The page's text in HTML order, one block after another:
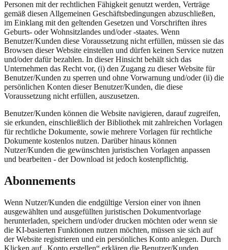
Personen mit der rechtlichen Fähigkeit genutzt werden, Verträge
gemäß diesen Allgemeinen Geschäftsbedingungen abzuschließen,
im Einklang mit den geltenden Gesetzen und Vorschriften ihres
Geburts- oder Wohnsitzlandes und/oder -staates. Wenn
Benutzer/Kunden diese Voraussetzung nicht erfüllen, müssen sie das
Browsen dieser Website einstellen und dürfen keinen Service nutzen
und/oder dafür bezahlen. In dieser Hinsicht behält sich das
Unternehmen das Recht vor, (i) den Zugang zu dieser Website für
Benutzer/Kunden zu sperren und ohne Vorwarnung und/oder (ii) die
persönlichen Konten dieser Benutzer/Kunden, die diese
Voraussetzung nicht erfüllen, auszusetzen.
Benutzer/Kunden können die Website navigieren, darauf zugreifen,
sie erkunden, einschließlich der Bibliothek mit zahlreichen Vorlagen
für rechtliche Dokumente, sowie mehrere Vorlagen für rechtliche
Dokumente kostenlos nutzen. Darüber hinaus können
Nutzer/Kunden die gewünschten juristischen Vorlagen anpassen
und bearbeiten - der Download ist jedoch kostenpflichtig.
Abonnements
Wenn Nutzer/Kunden die endgültige Version einer von ihnen
ausgewählten und ausgefüllten juristischen Dokumentvorlage
herunterladen, speichern und/oder drucken möchten oder wenn sie
die KI-basierten Funktionen nutzen möchten, müssen sie sich auf
der Website registrieren und ein persönliches Konto anlegen. Durch
Klicken auf „Konto erstellen“ erklären die Benutzer/Kunden